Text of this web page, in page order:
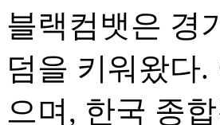
블랙컴뱃은 경
덤을 키워왔다
으며, 한국 종